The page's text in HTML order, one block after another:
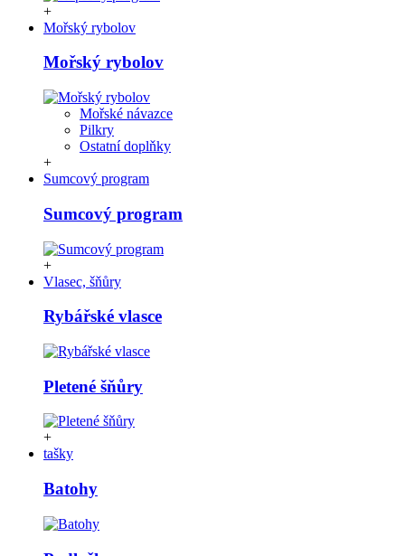
+
Mořský rybolov
Mořský rybolov
Mořské návazce
Pilkry
Ostatní doplňky
+
Sumcový program
Sumcový program
+
Vlasec, šňůry
Rybářské vlasce
Pletené šňůry
+
tašky
Batohy